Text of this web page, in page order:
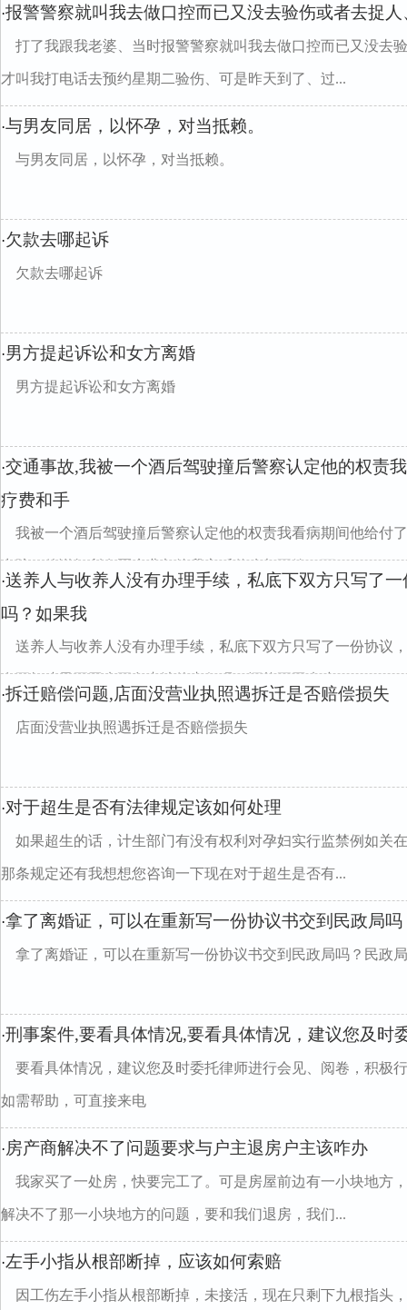
·报警警察就叫我去做口控而已又没去验伤或者去捉
打了我跟我老婆、当时报警警察就叫我去做口控而已又没去
才叫我打电话去预约星期二验伤、可是昨天到了、过...
·与男友同居，以怀孕，对当抵赖。
与男友同居，以怀孕，对当抵赖。
·欠款去哪起诉
欠款去哪起诉
·男方提起诉讼和女方离婚
男方提起诉讼和女方离婚
·交通事故,我被一个酒后驾驶撞后警察认定他的权责
疗费和手
我被一个酒后驾驶撞后警察认定他的权责我看病期间他给付
出院了他说把所有医疗费都给我之后什么都不管了可...
·送养人与收养人没有办理手续，私底下双方只写了
吗？如果我
送养人与收养人没有办理手续，私底下双方只写了一份协议
在要把孩子要回来要负责法律责任吗？还能要回来嘛...
·拆迁赔偿问题,店面没营业执照遇拆迁是否赔偿损失
店面没营业执照遇拆迁是否赔偿损失
·对于超生是否有法律规定该如何处理
如果超生的话，计生部门有没有权利对孕妇实行监禁例如关
那条规定还有我想想您咨询一下现在对于超生是否有...
·拿了离婚证，可以在重新写一份协议书交到民政局
拿了离婚证，可以在重新写一份协议书交到民政局吗？民政
·刑事案件,要看具体情况,要看具体情况，建议您及时
要看具体情况，建议您及时委托律师进行会见、阅卷，积极
如需帮助，可直接来电
·房产商解决不了问题要求与户主退房户主该咋办
我家买了一处房，快要完工了。可是房屋前边有一小块地方
解决不了那一小块地方的问题，要和我们退房，我们...
·左手小指从根部断掉，应该如何索赔
因工伤左手小指从根部断掉，未接活，现在只剩下九根指头